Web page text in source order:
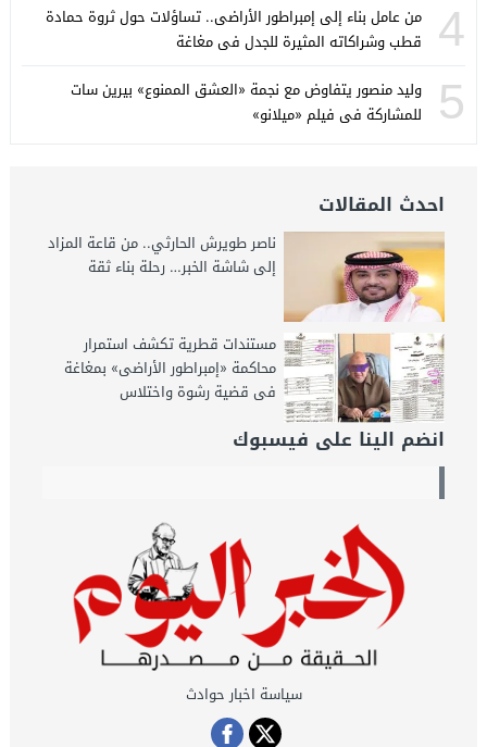
4
من عامل بناء إلى إمبراطور الأراضى.. تساؤلات حول ثروة حمادة
قطب وشراكاته المثيرة للجدل فى مغاغة
5
وليد منصور يتفاوض مع نجمة «العشق الممنوع» بيرين سات
للمشاركة فى فيلم «ميلانو»
احدث المقالات
ناصر طويرش الحارثي.. من قاعة المزاد
إلى شاشة الخبر… رحلة بناء ثقة
مستندات قطرية تكشف استمرار
محاكمة «إمبراطور الأراضى» بمغاغة
فى قضية رشوة واختلاس
انضم الينا على فيسبوك
سياسة اخبار حوادث